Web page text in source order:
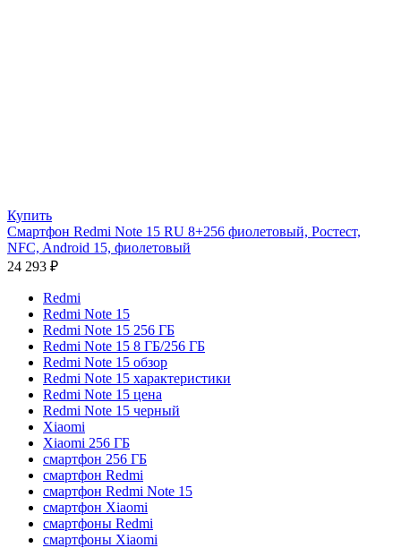
Купить
Смартфон Redmi Note 15 RU 8+256 фиолетовый, Ростест,
NFC, Android 15, фиолетовый
24 293 ₽
Redmi
Redmi Note 15
Redmi Note 15 256 ГБ
Redmi Note 15 8 ГБ/256 ГБ
Redmi Note 15 обзор
Redmi Note 15 характеристики
Redmi Note 15 цена
Redmi Note 15 черный
Xiaomi
Xiaomi 256 ГБ
смартфон 256 ГБ
смартфон Redmi
смартфон Redmi Note 15
смартфон Xiaomi
смартфоны Redmi
смартфоны Xiaomi